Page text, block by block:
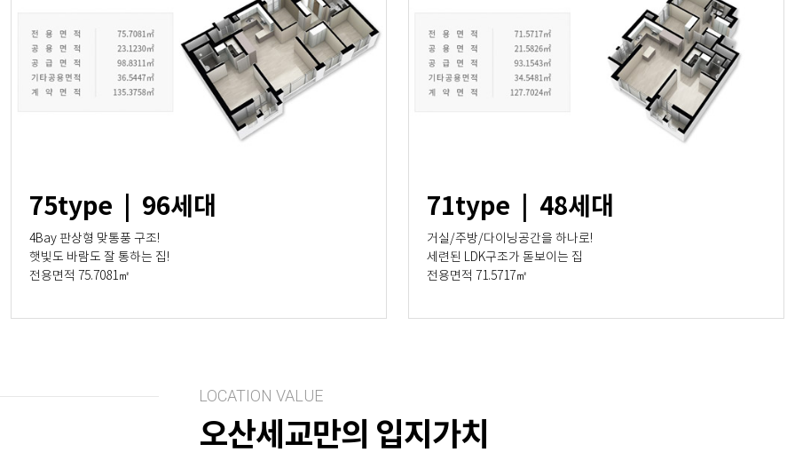
75type | 96세대
4Bay 판상형 맞통풍 구조!
햇빛도 바람도 잘 통하는 집!
전용면적 75.7081㎡
71type | 48세대
거실/주방/다이닝공간을 하나로!
세련된 LDK구조가 돋보이는 집
전용면적 71.5717㎡
LOCATION VALUE
오산세교만의 입지가치